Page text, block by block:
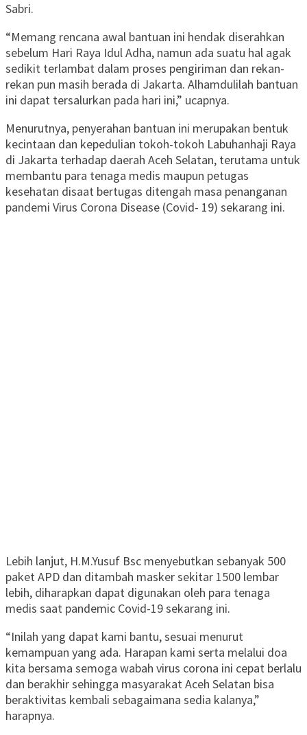
Sabri.
“Memang rencana awal bantuan ini hendak diserahkan
sebelum Hari Raya Idul Adha, namun ada suatu hal agak
sedikit terlambat dalam proses pengiriman dan rekan-
rekan pun masih berada di Jakarta. Alhamdulilah bantuan
ini dapat tersalurkan pada hari ini,” ucapnya.
Menurutnya, penyerahan bantuan ini merupakan bentuk
kecintaan dan kepedulian tokoh-tokoh Labuhanhaji Raya
di Jakarta terhadap daerah Aceh Selatan, terutama untuk
membantu para tenaga medis maupun petugas
kesehatan disaat bertugas ditengah masa penanganan
pandemi Virus Corona Disease (Covid- 19) sekarang ini.
Lebih lanjut, H.M.Yusuf Bsc menyebutkan sebanyak 500
paket APD dan ditambah masker sekitar 1500 lembar
lebih, diharapkan dapat digunakan oleh para tenaga
medis saat pandemic Covid-19 sekarang ini.
“Inilah yang dapat kami bantu, sesuai menurut
kemampuan yang ada. Harapan kami serta melalui doa
kita bersama semoga wabah virus corona ini cepat berlalu
dan berakhir sehingga masyarakat Aceh Selatan bisa
beraktivitas kembali sebagaimana sedia kalanya,”
harapnya.